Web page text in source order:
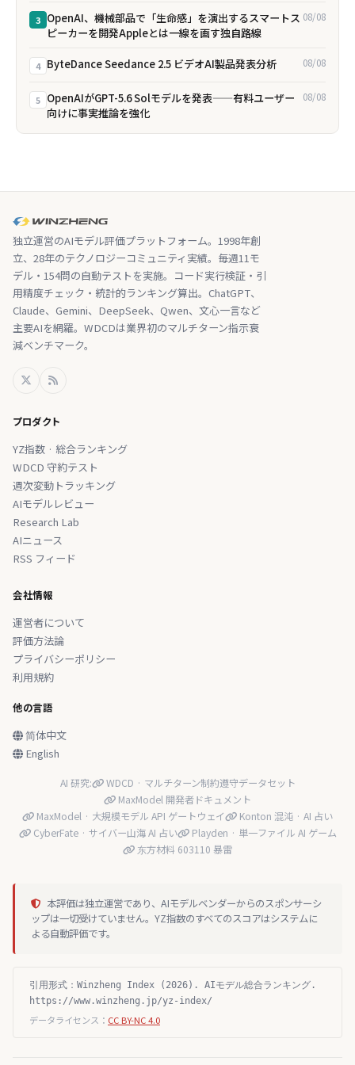
3 OpenAI、機械部品で「生命感」を演出するスマートス
ピーカーを開発――Appleとは一線を画す独自路線
08/08
4 ByteDance Seedance 2.5 ビデオAI製品発表分析 08/08
5 OpenAIがGPT-5.6 Solモデルを発表——有料ユーザー
向けに事実推論を強化
08/08
独立運営のAIモデル評価プラットフォーム。1998年創
立、28年のテクノロジーコミュニティ実績。毎週11モ
デル・154問の自動テストを実施。コード実行検証・引
用精度チェック・統計的ランキング算出。ChatGPT、
Claude、Gemini、DeepSeek、Qwen、文心一言など
主要AIを網羅。WDCDは業界初のマルチターン指示衰
減ベンチマーク。
プロダクト
YZ指数 · 総合ランキング
WDCD 守約テスト
週次変動トラッキング
AIモデルレビュー
Research Lab
AIニュース
RSS フィード
会社情報
運営者について
評価方法論
プライバシーポリシー
利用規約
他の言語
简体中文
English
AI 研究:
WDCD · マルチターン制約遵守データセット
MaxModel 開発者ドキュメント
MaxModel · 大規模モデル API ゲートウェイ
Konton 混沌 · AI 占い
CyberFate · サイバー山海 AI 占い
Playden · 単一ファイル AI ゲーム
东方材料 603110 暴雷
本評価は独立運営であり、AIモデルベンダーからのスポンサーシ
ップは一切受けていません。YZ指数のすべてのスコアはシステムに
よる自動評価です。
引用形式：Winzheng Index (2026). AIモデル総合ランキング.
https://www.winzheng.jp/yz-index/
データライセンス： CC BY-NC 4.0